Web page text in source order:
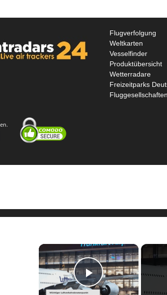
Flugverfolgung
Weltkarten
Vesselfinder
Produktübersicht
Wetterradare
Freizeitparks
Fluggesellschaften
×
Play Video